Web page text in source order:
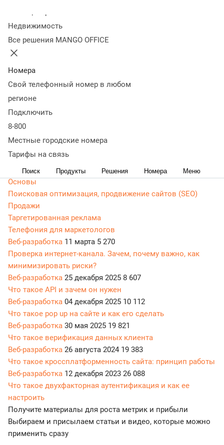
Недвижимость
Все решения MANGO OFFICE
Номера
Свой телефонный номер в любом
регионе
Подключить
8-800
Местные городские номера
Тарифы на связь
Поиск Продукты Решения Номера Меню
Веб-разработка: полезные советы для маркетологов:
примеры, технические задания, чек-листы и многое
другое
Аналитика
Веб-аналитика
Веб-разработка
Контекстная реклама
Google Adwords (ADS)
Контент-маркетинг
Мессенджеры
Основы
Поисковая оптимизация, продвижение сайтов (SEO)
Продажи
Таргетированная реклама
Телефония для маркетологов
Веб-разработка 11 марта 5 270
Проверка интернет-канала. Зачем, почему важно, как
минимизировать риски?
Веб-разработка 25 декабря 2025 8 607
Что такое API и зачем он нужен
Веб-разработка 04 декабря 2025 10 112
Что такое pop up на сайте и как его сделать
Веб-разработка 30 мая 2025 19 821
Что такое верификация данных клиента
Веб-разработка 26 августа 2024 19 383
Что такое кроссплатформенность сайта: принцип работы
Веб-разработка 12 декабря 2023 26 088
Что такое двухфакторная аутентификация и как ее
настроить
Получите материалы для роста метрик и прибыли
Выбираем и присылаем статьи и видео, которые можно
применить сразу